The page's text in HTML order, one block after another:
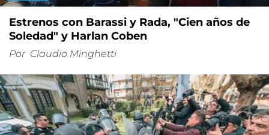
Estrenos con Barassi y Rada, "Cien años de
Soledad" y Harlan Coben
Por Claudio Minghetti